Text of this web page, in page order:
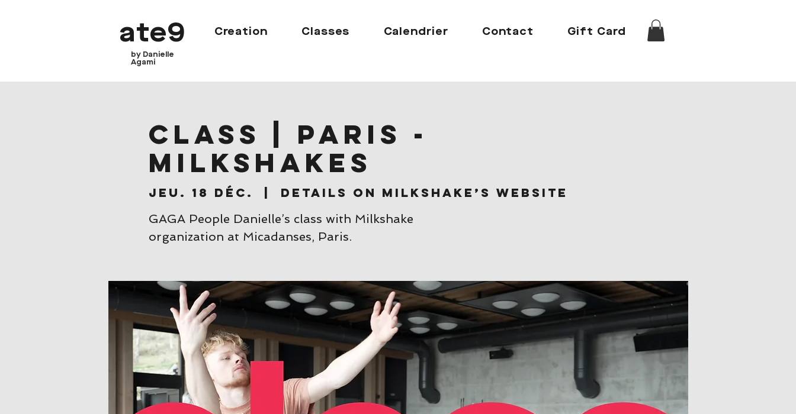
ate9
by Danielle
Agami
Creation Classes Calendrier Contact Gift Card
CLASS | Paris -
Milkshakes
jeu. 18 déc. Details on Milkshake’s website
GAGA People Danielle’s class with Milkshake
organization at Micadanses, Paris.